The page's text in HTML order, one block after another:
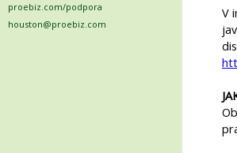
proebiz.com/podpora
houston@proebiz.com
V